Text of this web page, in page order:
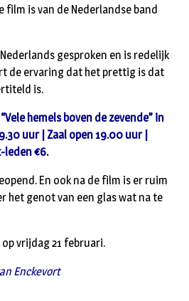
film is van de Nederlandse band
gesproken en is redelijk
de ervaring dat het prettig is dat
is.
hemels boven de zevende” in
uur | Zaal open 19.00 uur |
leden €6.
En ook na de film is er ruim
het genot van een glas wat na te
vrijdag 21 februari.
Enckevort